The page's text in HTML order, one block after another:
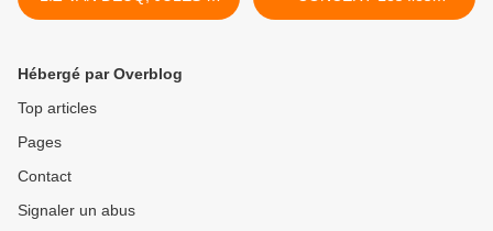
JO...
Artificielles 11 mars 2015
Hébergé par Overblog
Top articles
Pages
Contact
Signaler un abus